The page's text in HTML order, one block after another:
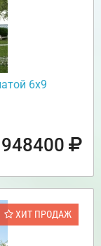
6х9
ХИТ ПРОДАЖ